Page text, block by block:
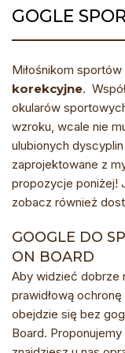
GOGLE
Miłośnikom
korekcyjne.
okularów
wzroku, wcale nie
ulubionych
zaprojektowane z
propozycje poniżej!
zobacz również
GOOGLE DO
ON BOARD
Aby widzieć dobrze
prawidłową
obejdzie się bez
Board.